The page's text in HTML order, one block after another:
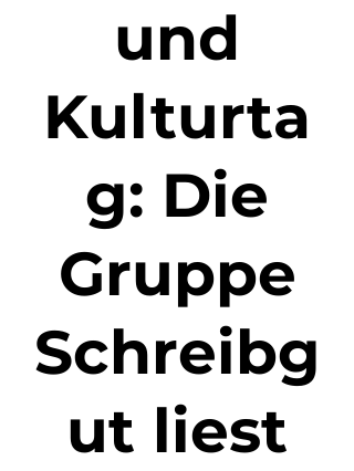
und
Kulturta
g: Die
Gruppe
Schreibg
ut liest